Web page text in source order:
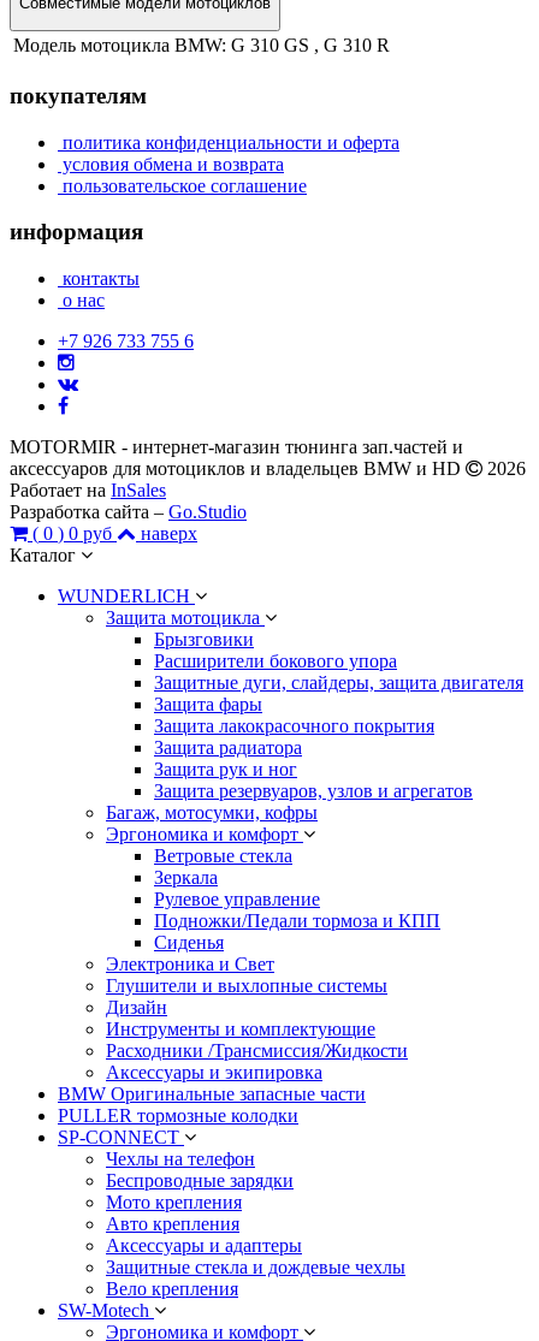
Модель мотоцикла BMW: G 310 GS , G 310 R
покупателям
политика конфиденциальности и оферта
условия обмена и возврата
пользовательское соглашение
информация
контакты
о нас
+7 926 733 755 6
MOTORMIR - интернет-магазин тюнинга зап.частей и
аксессуаров для мотоциклов и владельцев BMW и HD
2026
Работает на InSales
Разработка сайта – Go.Studio
( 0 ) 0 руб
наверх
Каталог
WUNDERLICH
Защита мотоцикла
Брызговики
Расширители бокового упора
Защитные дуги, слайдеры, защита двигателя
Защита фары
Защита лакокрасочного покрытия
Защита радиатора
Защита рук и ног
Защита резервуаров, узлов и агрегатов
Багаж, мотосумки, кофры
Эргономика и комфорт
Ветровые стекла
Зеркала
Рулевое управление
Подножки/Педали тормоза и КПП
Сиденья
Электроника и Свет
Глушители и выхлопные системы
Дизайн
Инструменты и комплектующие
Расходники /Трансмиссия/Жидкости
Аксессуары и экипировка
BMW Оригинальные запасные части
PULLER тормозные колодки
SP-CONNECT
Чехлы на телефон
Беспроводные зарядки
Мото крепления
Авто крепления
Аксессуары и адаптеры
Защитные стекла и дождевые чехлы
Вело крепления
SW-Motech
Эргономика и комфорт